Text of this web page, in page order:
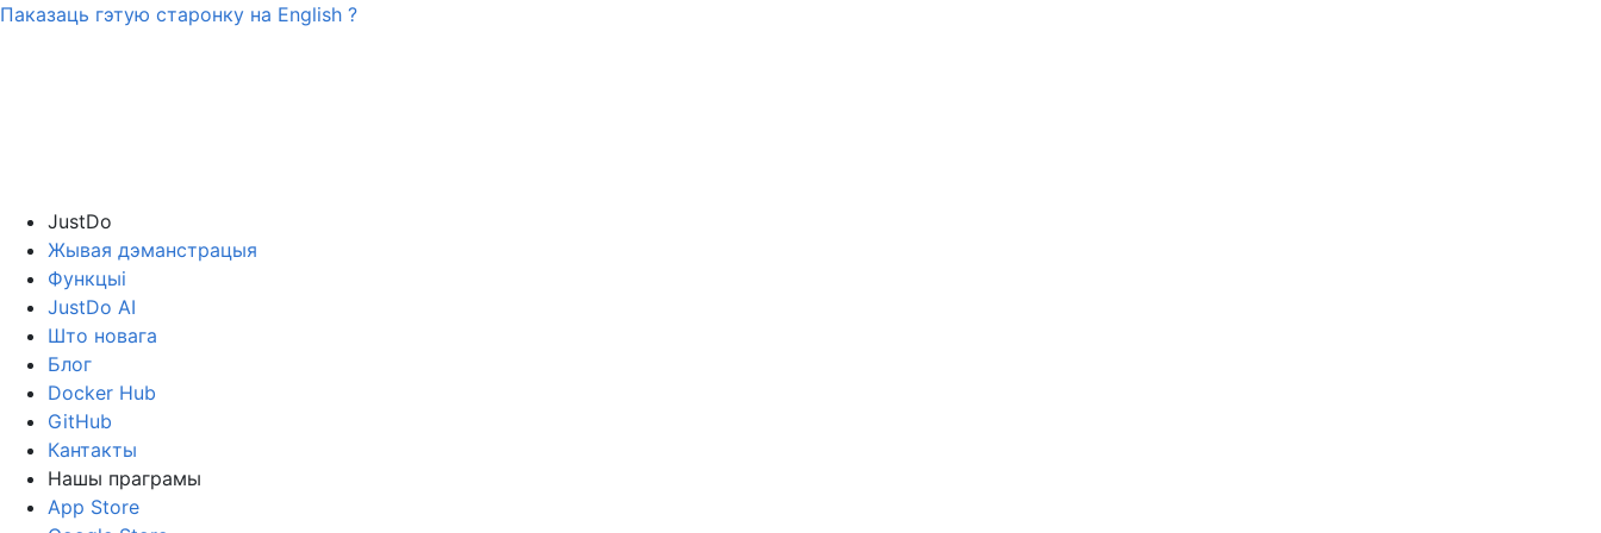
Паказаць гэтую старонку на English ?
JustDo
Жывая дэманстрацыя
Функцыі
JustDo AI
Што новага
Блог
Docker Hub
GitHub
Кантакты
Нашы праграмы
App Store